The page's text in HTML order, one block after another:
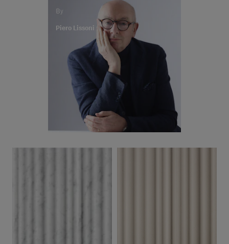
By
Piero Lissoni